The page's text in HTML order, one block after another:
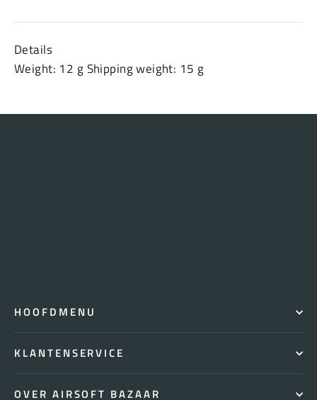
Details
Weight: 12 g Shipping weight: 15 g
HOOFDMENU
KLANTENSERVICE
OVER AIRSOFT BAZAAR